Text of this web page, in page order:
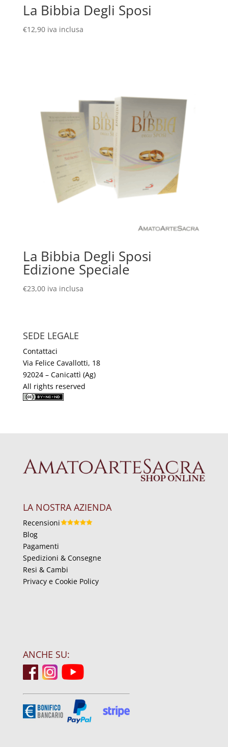
La Bibbia Degli Sposi
€12,90 iva inclusa
La Bibbia Degli Sposi
Edizione Speciale
€23,00 iva inclusa
SEDE LEGALE
Contattaci
Via Felice Cavallotti, 18
92024 – Canicattì (Ag)
All rights reserved
LA NOSTRA AZIENDA
Recensioni
Blog
Pagamenti
Spedizioni & Consegne
Resi & Cambi
Privacy e Cookie Policy
ANCHE SU: